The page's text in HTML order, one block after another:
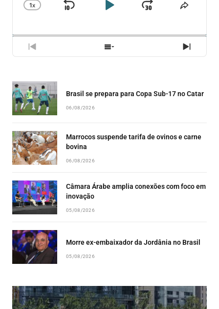
CHANGE
1X
SKIP
PLAYJUMP
PREVIOUS
EPISODE
SHOW
EPISODES
NEXT
Brasil se prepara para Copa Sub-17 no Catar
06/08/2026
Marrocos suspende tarifa de ovinos e carne
bovina
06/08/2026
Câmara Árabe amplia conexões com foco em
inovação
05/08/2026
Morre ex-embaixador da Jordânia no Brasil
05/08/2026